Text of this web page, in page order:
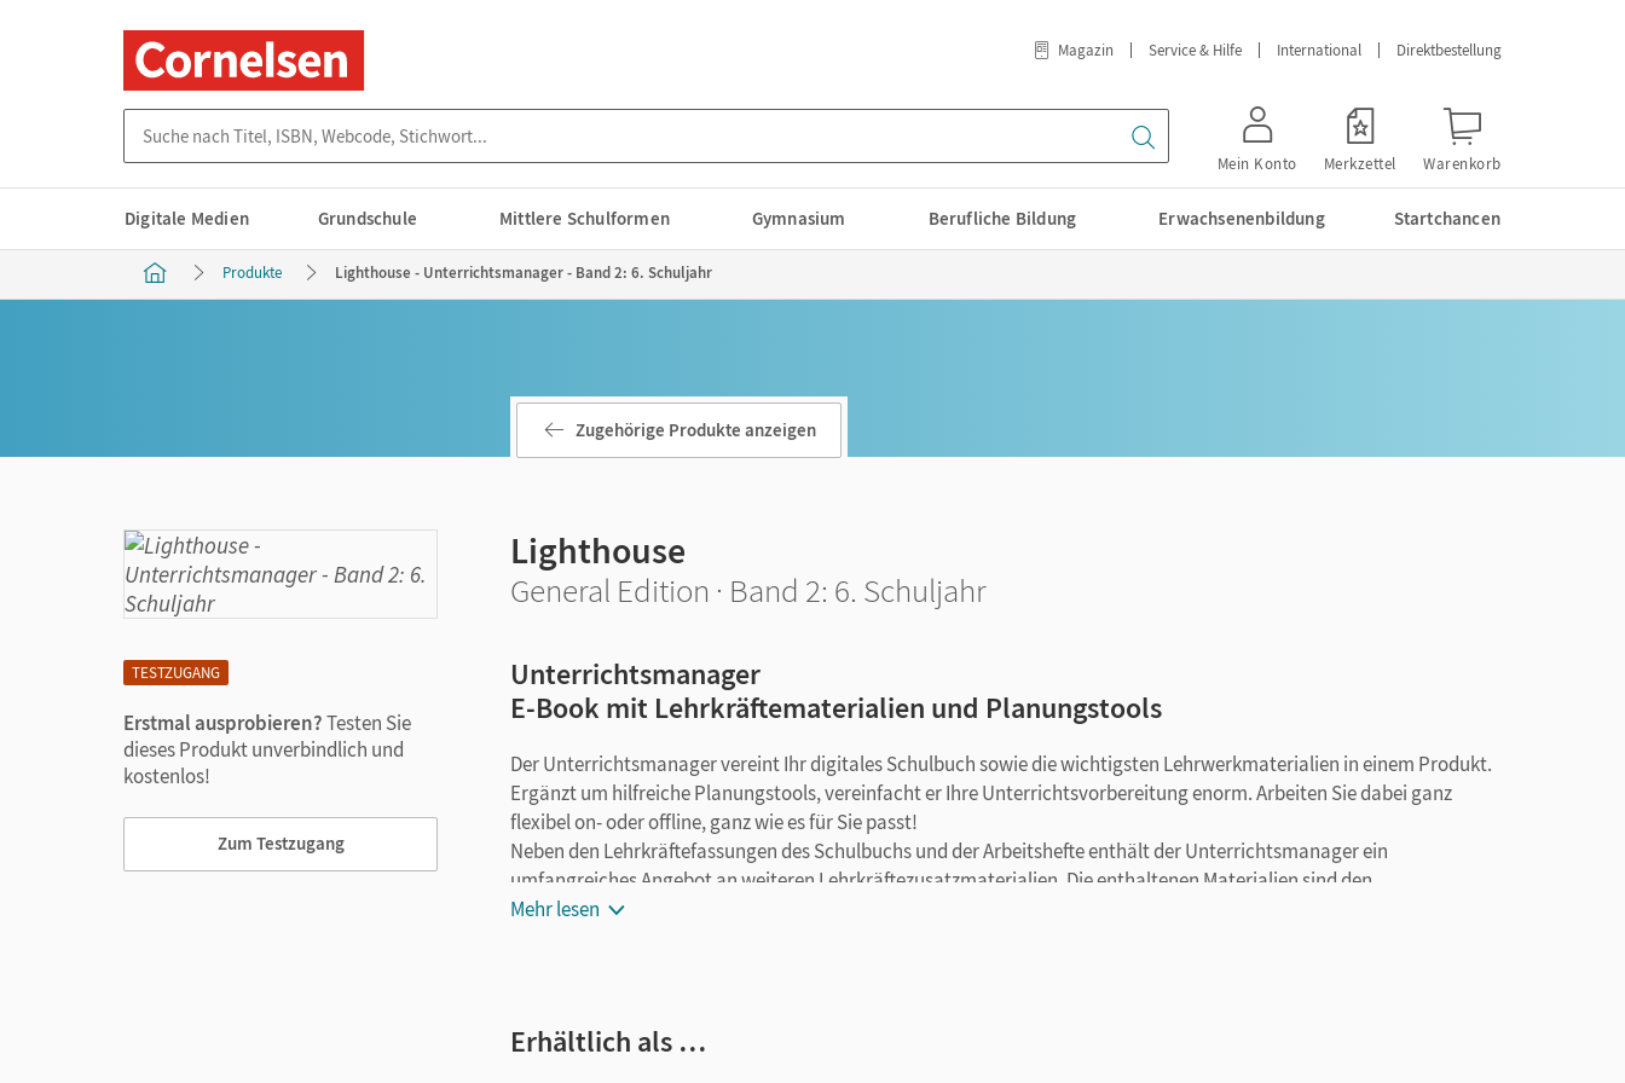
Magazin Service & Hilfe International Direktbestellung
Mein Konto Merkzettel Warenkorb
Digitale Medien Grundschule Mittlere Schulformen Gymnasium Berufliche Bildung Erwachsenenbildung Startchancen
Produkte Lighthouse - Unterrichtsmanager - Band 2: 6. Schuljahr
TESTZUGANG
Erstmal ausprobieren?Testen Sie
dieses Produkt unverbindlich und
kostenlos!
Zum Testzugang
Zugehörige Produkte anzeigen
Lighthouse
General Edition · Band 2: 6. Schuljahr
Unterrichtsmanager
E-Book mit Lehrkräftematerialien und Planungstools
Der Unterrichtsmanager vereint Ihr digitales Schulbuch sowie die wichtigsten Lehrwerkmaterialien in einem Produkt.
Ergänzt um hilfreiche Planungstools, vereinfacht er Ihre Unterrichtsvorbereitung enorm. Arbeiten Sie dabei ganz
flexibel on- oder offline, ganz wie es für Sie passt!
Neben den Lehrkräftefassungen des Schulbuchs und der Arbeitshefte enthält der Unterrichtsmanager ein
umfangreiches Angebot an weiteren Lehrkräftezusatzmaterialien. Die enthaltenen Materialien sind den
Schulbuchseiten zugeordnet.
Schulbuch Lehrkräftefassung Plus
Mehr lesen
Erhältlich als …